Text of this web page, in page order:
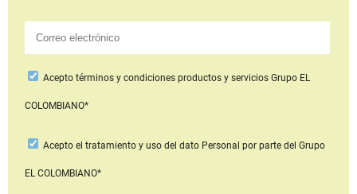
Aceptotérminos y condiciones productos y serviciosGrupo EL
COLOMBIANO*
Acepto el tratamiento y uso del dato Personal por parte del Grupo
EL COLOMBIANO*